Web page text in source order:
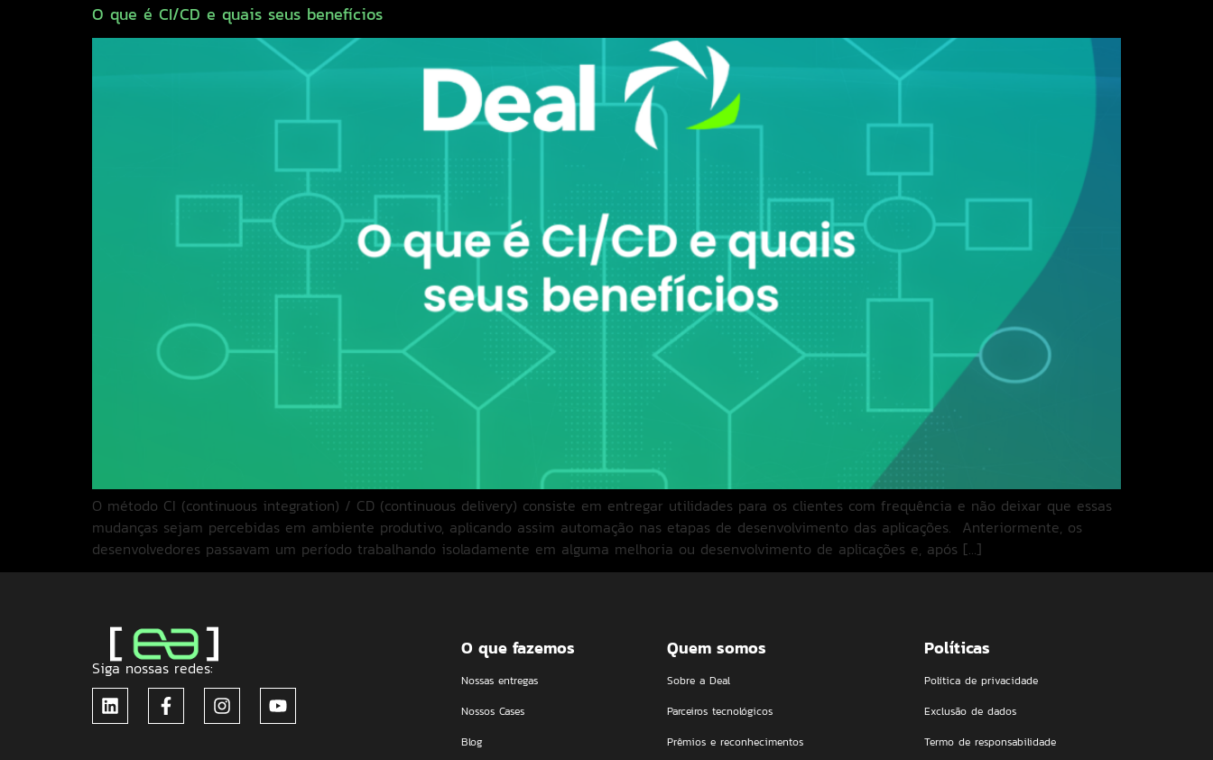
O que é CI/CD e quais seus benefícios
O método CI (continuous integration) / CD (continuous delivery) consiste em entregar utilidades para os clientes com frequência e não deixar que essas
mudanças sejam percebidas em ambiente produtivo, aplicando assim automação nas etapas de desenvolvimento das aplicações. Anteriormente, os
desenvolvedores passavam um período trabalhando isoladamente em alguma melhoria ou desenvolvimento de aplicações e, após […]
Siga nossas redes:
O que fazemos
Nossas entregas
Nossos Cases
Blog
Quem somos
Sobre a Deal
Parceiros tecnológicos
Prêmios e reconhecimentos
Políticas
Política de privacidade
Exclusão de dados
Termo de responsabilidade